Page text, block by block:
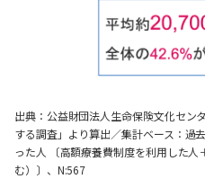
出典：公益財団法人生命保険文化セン
する調査」より算出／集計ベース：過
った人 〔高額療養費制度を利用した
む）〕、N:567